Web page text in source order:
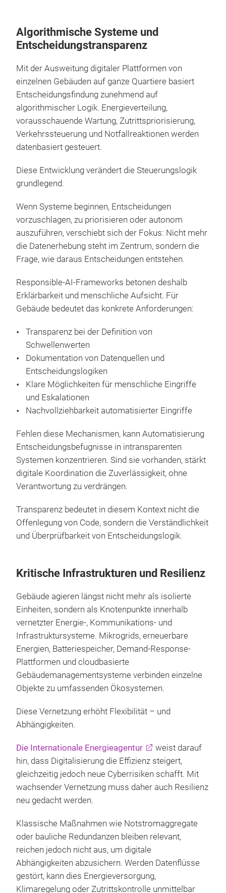
Algorithmische Systeme und
Entscheidungstransparenz
Mit der Ausweitung digitaler Plattformen von
einzelnen Gebäuden auf ganze Quartiere basiert
Entscheidungsfindung zunehmend auf
algorithmischer Logik. Energieverteilung,
vorausschauende Wartung, Zutrittspriorisierung,
Verkehrssteuerung und Notfallreaktionen werden
datenbasiert gesteuert.
Diese Entwicklung verändert die Steuerungslogik
grundlegend.
Wenn Systeme beginnen, Entscheidungen
vorzuschlagen, zu priorisieren oder autonom
auszuführen, verschiebt sich der Fokus: Nicht mehr
die Datenerhebung steht im Zentrum, sondern die
Frage, wie daraus Entscheidungen entstehen.
Responsible-AI-Frameworks betonen deshalb
Erklärbarkeit und menschliche Aufsicht. Für
Gebäude bedeutet das konkrete Anforderungen:
Transparenz bei der Definition von
Schwellenwerten
Dokumentation von Datenquellen und
Entscheidungslogiken
Klare Möglichkeiten für menschliche Eingriffe
und Eskalationen
Nachvollziehbarkeit automatisierter Eingriffe
Fehlen diese Mechanismen, kann Automatisierung
Entscheidungsbefugnisse in intransparenten
Systemen konzentrieren. Sind sie vorhanden, stärkt
digitale Koordination die Zuverlässigkeit, ohne
Verantwortung zu verdrängen.
Transparenz bedeutet in diesem Kontext nicht die
Offenlegung von Code, sondern die Verständlichkeit
und Überprüfbarkeit von Entscheidungslogik.
Kritische Infrastrukturen und Resilienz
Gebäude agieren längst nicht mehr als isolierte
Einheiten, sondern als Knotenpunkte innerhalb
vernetzter Energie-, Kommunikations- und
Infrastruktursysteme. Mikrogrids, erneuerbare
Energien, Batteriespeicher, Demand-Response-
Plattformen und cloudbasierte
Gebäudemanagementsysteme verbinden einzelne
Objekte zu umfassenden Ökosystemen.
Diese Vernetzung erhöht Flexibilität – und
Abhängigkeiten.
Die Internationale Energieagentur
weist darauf
hin, dass Digitalisierung die Effizienz steigert,
gleichzeitig jedoch neue Cyberrisiken schafft. Mit
wachsender Vernetzung muss daher auch Resilienz
neu gedacht werden.
Klassische Maßnahmen wie Notstromaggregate
oder bauliche Redundanzen bleiben relevant,
reichen jedoch nicht aus, um digitale
Abhängigkeiten abzusichern. Werden Datenflüsse
gestört, kann dies Energieversorgung,
Klimaregelung oder Zutrittskontrolle unmittelbar